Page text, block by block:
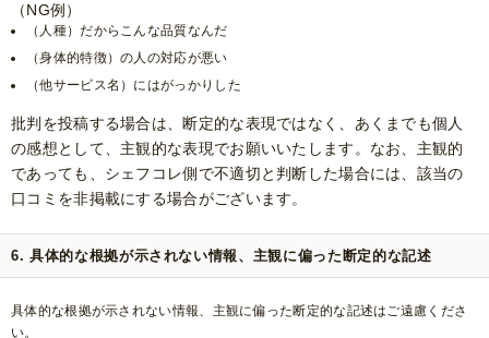
（NG例）
（人種）だからこんな品質なんだ
（身体的特徴）の人の対応が悪い
（他サービス名）にはがっかりした
批判を投稿する場合は、断定的な表現ではなく、あくまでも個人
の感想として、主観的な表現でお願いいたします。なお、主観的
であっても、シェフコレ側で不適切と判断した場合には、該当の
口コミを非掲載にする場合がございます。
6. 具体的な根拠が示されない情報、主観に偏った断定的な記述
具体的な根拠が示されない情報、主観に偏った断定的な記述はご遠慮くださ
い。